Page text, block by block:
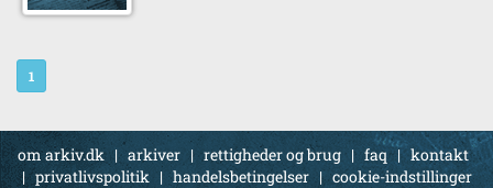
1
om arkiv.dk | arkiver | rettigheder og brug | faq | kontakt
|privatlivspolitik | handelsbetingelser | cookie-indstillinger